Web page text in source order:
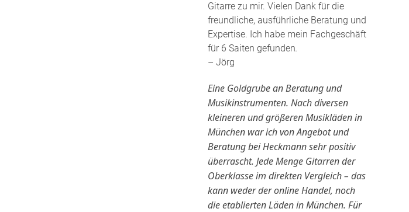
Gitarre zu mir. Vielen Dank für die
freundliche, ausführliche Beratung und
Expertise. Ich habe mein Fachgeschäft
für 6 Saiten gefunden.
– Jörg
Eine Goldgrube an Beratung und
Musikinstrumenten. Nach diversen
kleineren und größeren Musikläden in
München war ich von Angebot und
Beratung bei Heckmann sehr positiv
überrascht. Jede Menge Gitarren der
Oberklasse im direkten Vergleich – das
kann weder der online Handel, noch
die etablierten Läden in München. Für